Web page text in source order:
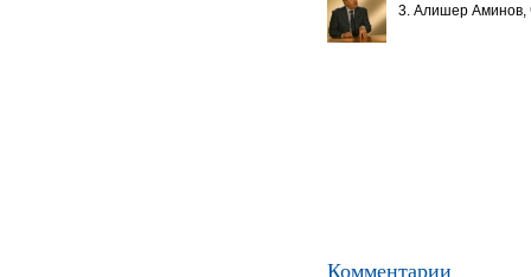
3. Алишер Аминов,
Комментарии